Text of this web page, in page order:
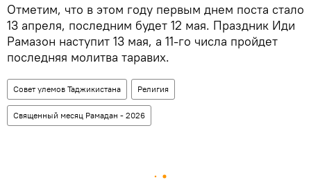
Отметим, что в этом году первым днем поста стало
13 апреля, последним будет 12 мая. Праздник Иди
Рамазон наступит 13 мая, а 11-го числа пройдет
последняя молитва таравих.
Совет улемов Таджикистана Религия
Священный месяц Рамадан - 2026